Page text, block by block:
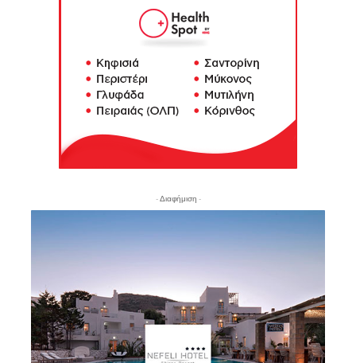
- Διαφήμιση -